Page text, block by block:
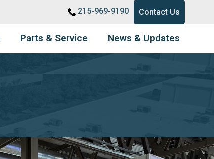
215-969-9190 Contact Us
Parts & Service News & Updates